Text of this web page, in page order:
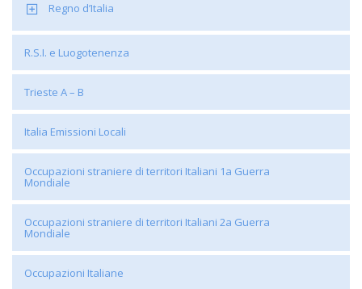
Regno d’Italia
R.S.I. e Luogotenenza
Trieste A – B
Italia Emissioni Locali
Occupazioni straniere di territori Italiani 1a Guerra
Mondiale
Occupazioni straniere di territori Italiani 2a Guerra
Mondiale
Occupazioni Italiane